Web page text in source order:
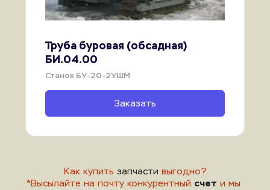
Труба буровая (обсадная)
БИ.04.00
Станок БУ-20-2УШМ
Заказать
Как купить запчасти выгодно?
*Высылайте на почту конкурентный счет и мы